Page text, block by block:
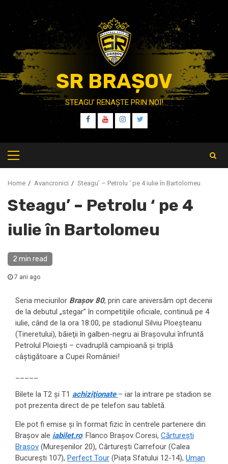
content
SR BRAȘOV
STEAGU' RENAȘTE PRIN NOI!
FB
YT IT TW
Primary
Menu
Home Avancronici Steagu’ – Petrolu ‘ pe 4 iulie în Bartolomeu
Steagu’ – Petrolu ‘ pe 4
iulie în Bartolomeu
2 min read
7 ani ago
Seria meciurilor Braşov 80, prin care aniversăm opt decenii
de la debutul „stegar” în competiţiile oficiale, continuă pe 4
iulie, când de la ora 18:00, pe stadionul Silviu Ploeşteanu
(Tineretului), băieţii în galben-negru ai Braşovului înfruntă
Petrolul Ploieşti – cvadruplă campioană şi triplă
câştigătoare a Cupei României!
Bilete la T2 şi T1 achiziţionate – iar la intrare pe stadion se
pot prezenta direct de pe telefon sau tabletă.
Ele pot fi emise și în format fizic în centrele partenere din
Brașov ale iabilet.ro: Flanco Brașov Coresi, Cărturești
Brașov (Mureșenilor 20), Cărturești Carrefour (Calea
București 107), Perfect Tour (Piața Sfatului 12-14), Uman